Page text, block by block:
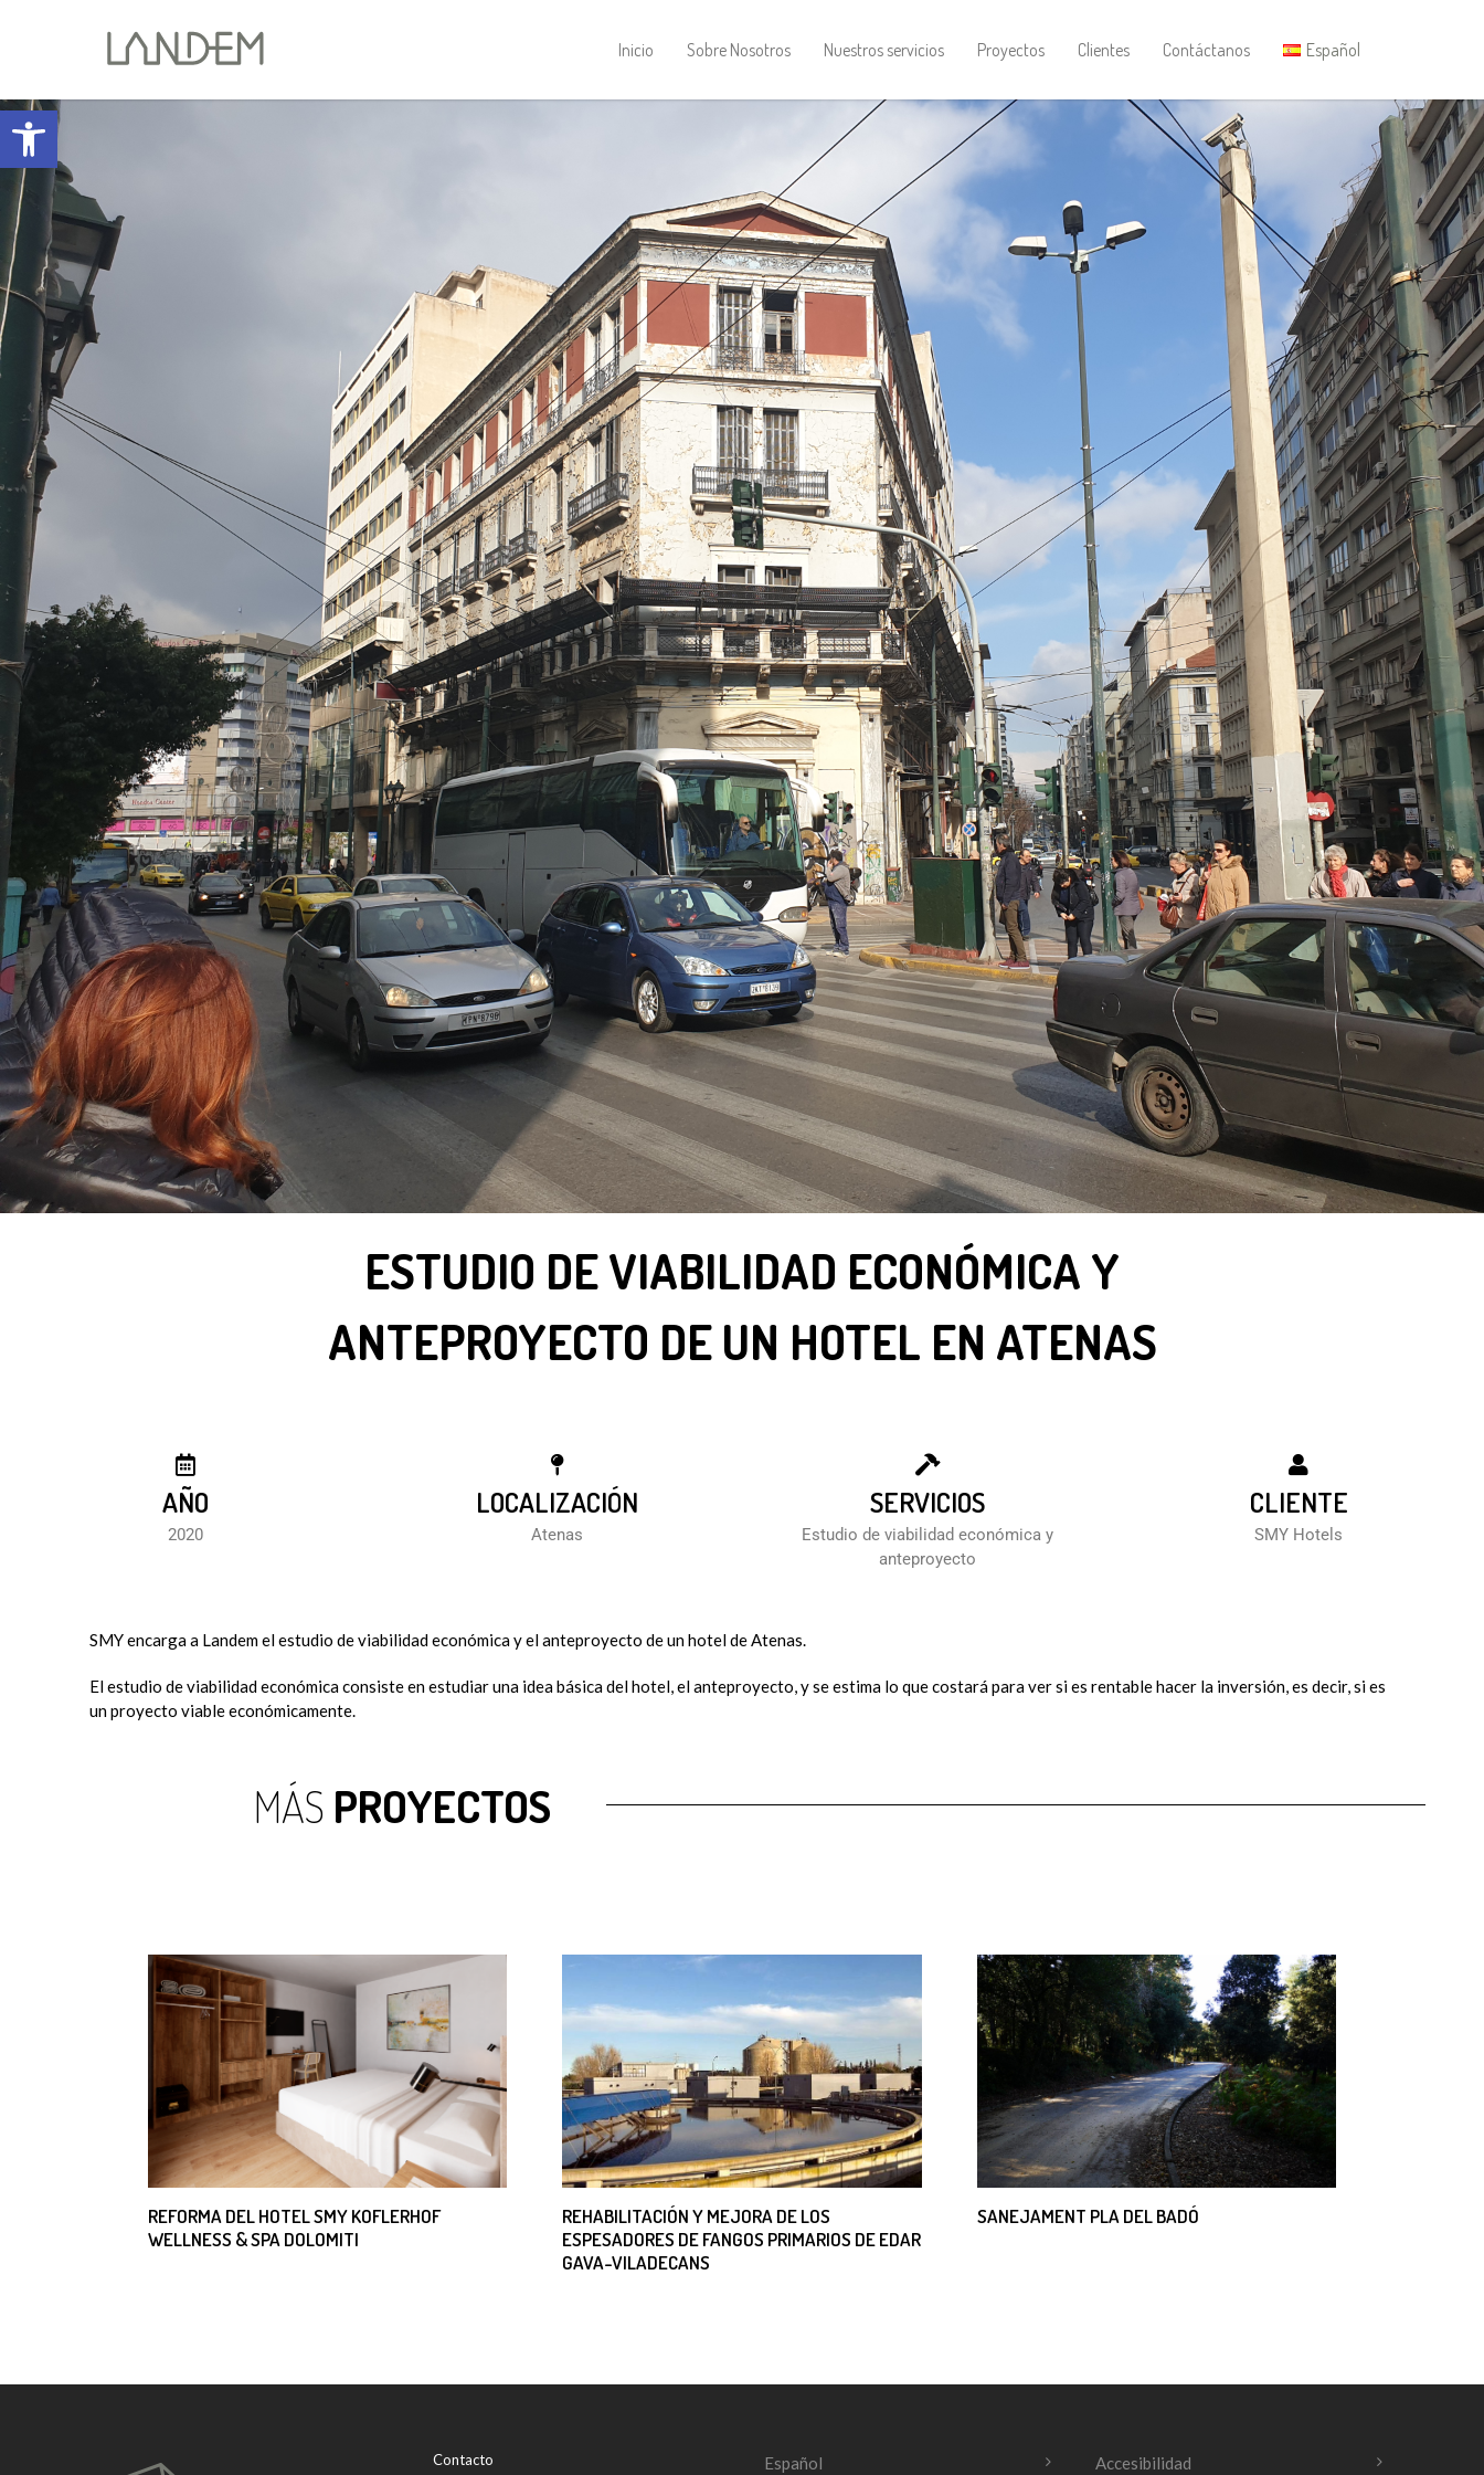
Abrir barra de herramientas
Inicio Sobre Nosotros Nuestros servicios Proyectos Clientes Contáctanos Español
ESTUDIO DE VIABILIDAD ECONÓMICA Y
ANTEPROYECTO DE UN HOTEL EN ATENAS
AÑO
2020
LOCALIZACIÓN
Atenas
SERVICIOS
Estudio de viabilidad económica y
anteproyecto
CLIENTE
SMY Hotels
SMY encarga a Landem el estudio de viabilidad económica y el anteproyecto de un hotel de Atenas.
El estudio de viabilidad económica consiste en estudiar una idea básica del hotel, el anteproyecto, y se estima lo que costará para ver si es rentable hacer la inversión, es decir, si es
un proyecto viable económicamente.
MÁS PROYECTOS
REFORMA DEL HOTEL SMY KOFLERHOF
WELLNESS & SPA DOLOMITI
REHABILITACIÓN Y MEJORA DE LOS
ESPESADORES DE FANGOS PRIMARIOS DE EDAR
GAVA-VILADECANS
SANEJAMENT PLA DEL BADÓ
Contacto Español Accesibilidad